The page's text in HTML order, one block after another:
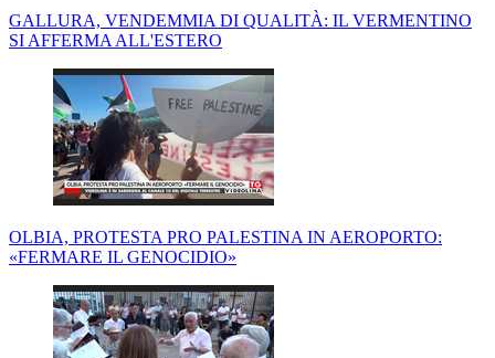
GALLURA, VENDEMMIA DI QUALITÀ: IL VERMENTINO
SI AFFERMA ALL'ESTERO
OLBIA, PROTESTA PRO PALESTINA IN AEROPORTO:
«FERMARE IL GENOCIDIO»